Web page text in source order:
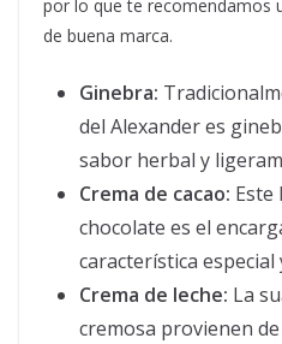
por lo que te recomendamos
de buena marca.
Ginebra:
del Alexander es
sabor herbal y
Crema de cacao: Este
chocolate es el
característica especial
Crema de leche: La
cremosa provienen